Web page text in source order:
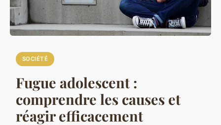
SOCIÉTÉ
Fugue adolescent :
comprendre les causes et
réagir efficacement